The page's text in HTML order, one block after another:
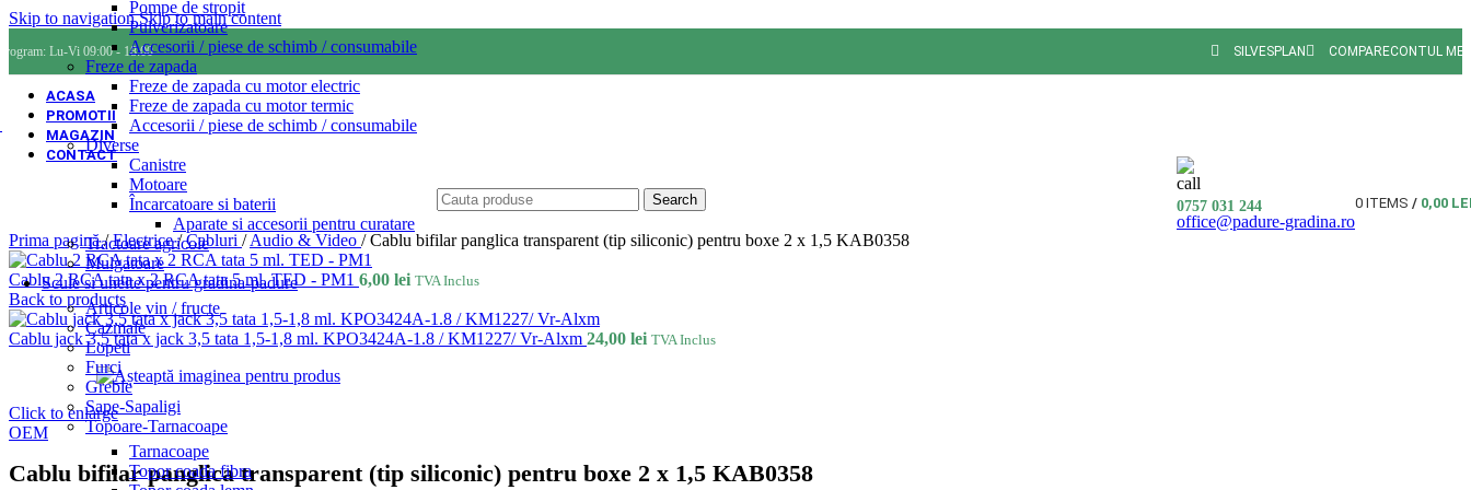
Skip to navigationSkip to main content
Lu-Vi 09:00 - 18:00 SILVESPLAN COMPARECONTUL
ACASA
PROMOTII
MAGAZIN
CONTACT
Pompe de stropit
Pulverizatoare
Accesorii / piese de schimb / consumabile
Freze de zapada
Freze de zapada cu motor electric
Freze de zapada cu motor termic
Accesorii / piese de schimb / consumabile
Diverse
Canistre
Motoare
Încarcatoare si baterii
Aparate si accesorii pentru curatare
Tractoare agricole
Mulgatoare
Scule si unelte pentru gradina-padure
Articole vin / fructe
Cazmale
Lopeti
Furci
Greble
Sape-Sapaligi
Topoare-Tarnacoape
Tarnacoape
Topor coada fibra
Search 0757 031 244
office@padure-gradina.ro
0 ITEMS / 0,00
Prima pagină/ Electrice/ Cabluri / Audio & Video / Cablu bifilar panglica transparent (tip siliconic) pentru boxe 2 x 1,5 KAB0358
Cablu 2 RCA tata x 2 RCA tata 5 ml. TED - PM1 6,00 lei TVA Inclus
Back to products
Cablu jack 3,5 tata x jack 3,5 tata 1,5-1,8 ml. KPO3424A-1.8 / KM1227/ Vr-Alxm 24,00 lei TVA Inclus
Click to enlarge
OEM
Cablu bifilar panglica transparent (tip siliconic) pentru boxe 2 x 1,5 KAB0358